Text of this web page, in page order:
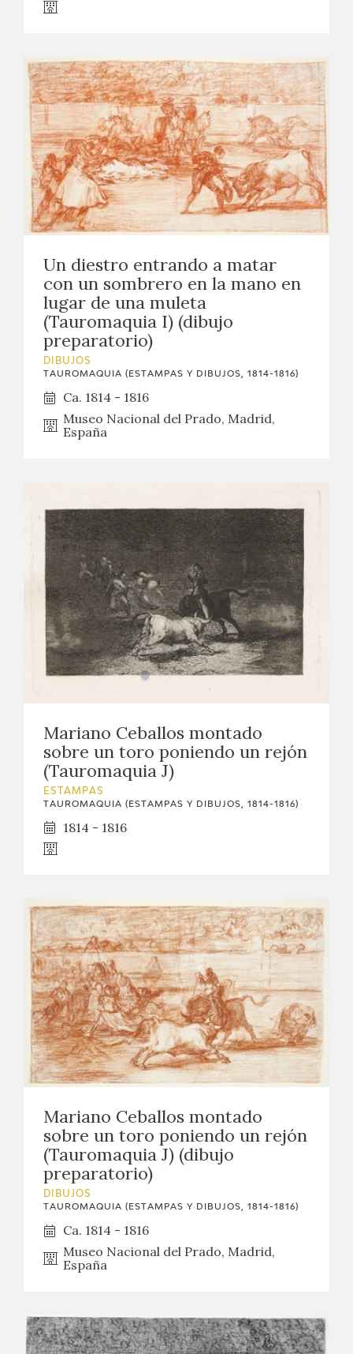
Un diestro entrando a matar
con un sombrero en la mano en
lugar de una muleta
(Tauromaquia I) (dibujo
preparatorio)
DIBUJOS
TAUROMAQUIA (ESTAMPAS Y DIBUJOS, 1814-1816)
Ca. 1814 - 1816
Museo Nacional del Prado, Madrid,
España
Mariano Ceballos montado
sobre un toro poniendo un rejón
(Tauromaquia J)
ESTAMPAS
TAUROMAQUIA (ESTAMPAS Y DIBUJOS, 1814-1816)
1814 - 1816
Mariano Ceballos montado
sobre un toro poniendo un rejón
(Tauromaquia J) (dibujo
preparatorio)
DIBUJOS
TAUROMAQUIA (ESTAMPAS Y DIBUJOS, 1814-1816)
Ca. 1814 - 1816
Museo Nacional del Prado, Madrid,
España